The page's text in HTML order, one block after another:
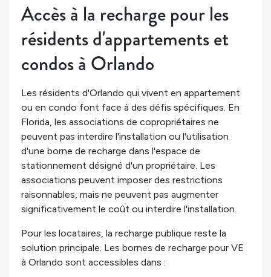
Accès à la recharge pour les
résidents d'appartements et
condos à Orlando
Les résidents d'Orlando qui vivent en appartement
ou en condo font face à des défis spécifiques. En
Florida, les associations de copropriétaires ne
peuvent pas interdire l'installation ou l'utilisation
d'une borne de recharge dans l'espace de
stationnement désigné d'un propriétaire. Les
associations peuvent imposer des restrictions
raisonnables, mais ne peuvent pas augmenter
significativement le coût ou interdire l'installation.
Pour les locataires, la recharge publique reste la
solution principale. Les bornes de recharge pour VE
à Orlando sont accessibles dans :